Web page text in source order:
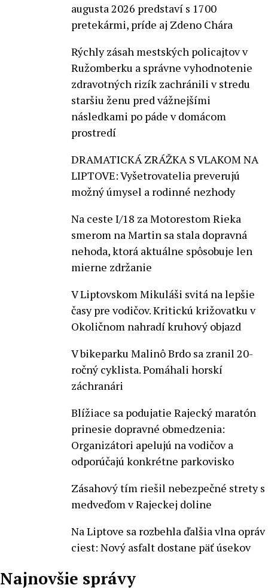
augusta 2026 predstaví s 1700
pretekármi, príde aj Zdeno Chára
Rýchly zásah mestských policajtov v
Ružomberku a správne vyhodnotenie
zdravotných rizík zachránili v stredu
staršiu ženu pred vážnejšími
následkami po páde v domácom
prostredí
DRAMATICKÁ ZRÁŽKA S VLAKOM NA
LIPTOVE: Vyšetrovatelia preverujú
možný úmysel a rodinné nezhody
Na ceste I/18 za Motorestom Rieka
smerom na Martin sa stala dopravná
nehoda, ktorá aktuálne spôsobuje len
mierne zdržanie
V Liptovskom Mikuláši svitá na lepšie
časy pre vodičov. Kritickú križovatku v
Okoličnom nahradí kruhový objazd
V bikeparku Malinô Brdo sa zranil 20-
ročný cyklista. Pomáhali horskí
záchranári
Blížiace sa podujatie Rajecký maratón
prinesie dopravné obmedzenia:
Organizátori apelujú na vodičov a
odporúčajú konkrétne parkovisko
Zásahový tím riešil nebezpečné strety s
medveďom v Rajeckej doline
Na Liptove sa rozbehla ďalšia vlna opráv
ciest: Nový asfalt dostane päť úsekov
Najnovšie správy